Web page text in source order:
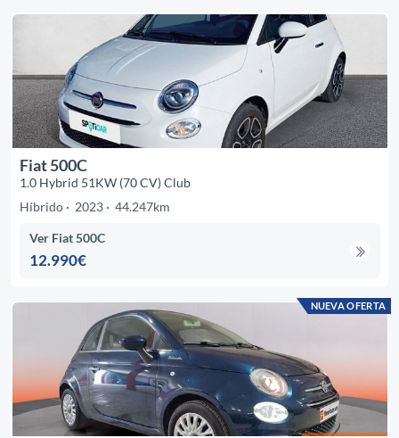
Fiat 500C
1.0 Hybrid 51KW (70 CV) Club
Híbrido
2023 44.247km
Ver Fiat 500C
12.990€
NUEVA OFERTA